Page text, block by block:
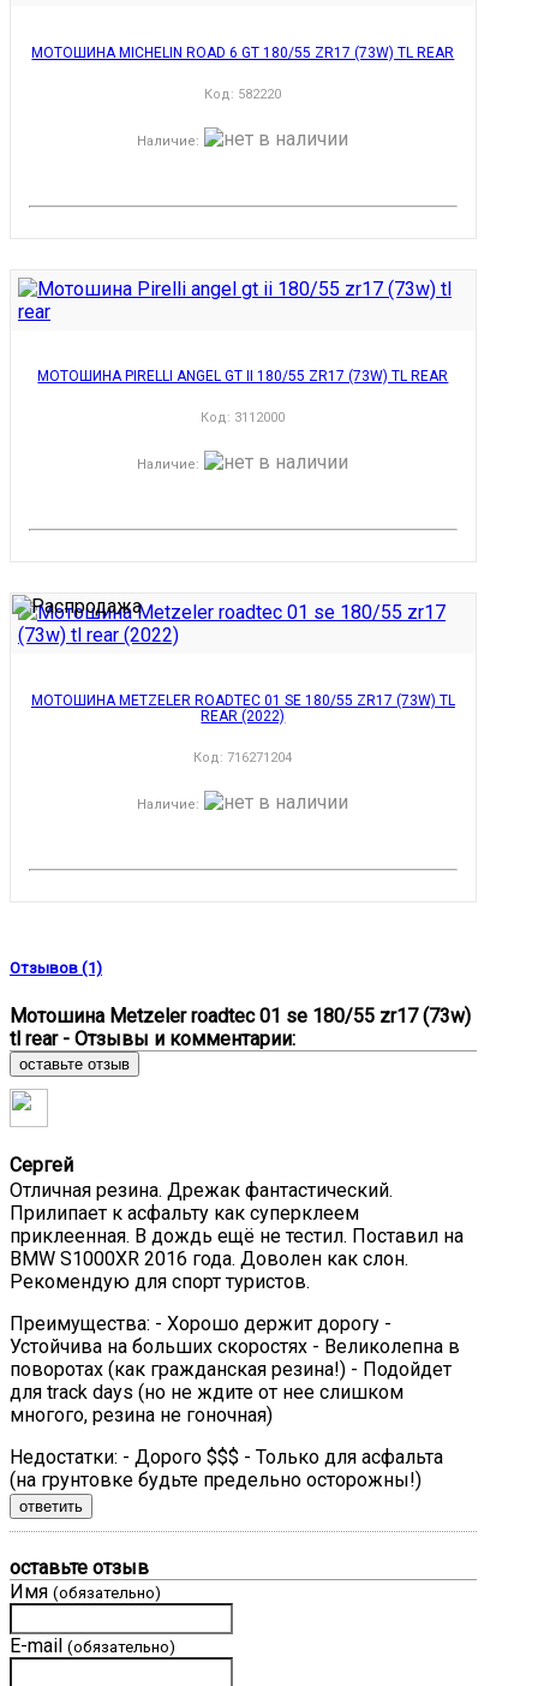
МОТОШИНА MICHELIN ROAD 6 GT 180/55 ZR17 (73W) TL REAR
Код: 582220
Наличие:
МОТОШИНА PIRELLI ANGEL GT II 180/55 ZR17 (73W) TL REAR
Код: 3112000
Наличие:
МОТОШИНА METZELER ROADTEC 01 SE 180/55 ZR17 (73W) TL
REAR (2022)
Код:716271204
Наличие:
Отзывов (1)
Мотошина Metzeler roadtec 01 se 180/55 zr17 (73w)
tl rear - Отзывы и комментарии:
оставьте отзыв
Сергей
Отличная резина. Дрежак фантастический.
Прилипает к асфальту как суперклеем
приклеенная. В дождь ещё не тестил. Поставил на
BMW S1000XR 2016 года. Доволен как слон.
Рекомендую для спорт туристов.
Преимущества: - Хорошо держит дорогу -
Устойчива на больших скоростях - Великолепна в
поворотах (как гражданская резина!) - Подойдет
для track days (но не ждите от нее слишком
многого, резина не гоночная)
Недостатки: - Дорого $$$ - Только для асфальта
(на грунтовке будьте предельно осторожны!)
ответить
оставьте отзыв
Имя (обязательно)
E-mail (обязательно)